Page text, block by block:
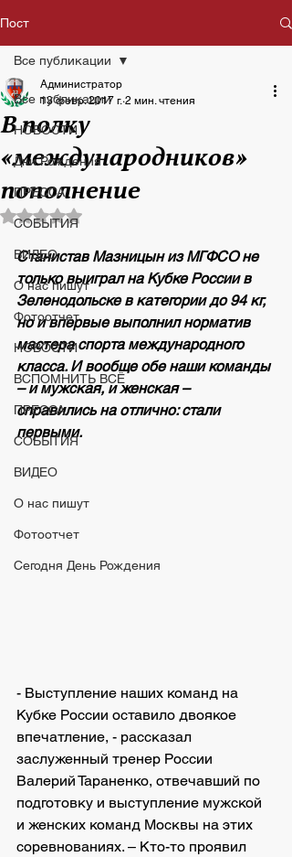
Пост
Все публикации
НОВОСТИ
Дни Рождения
ПРЕССА
СОБЫТИЯ
ВИДЕО
О нас пишут
Фотоотчет
НОВОСТИ
ВСПОМНИТЬ ВСЁ
ПРЕССА
СОБЫТИЯ
ВИДЕО
О нас пишут
Фотоотчет
Сегодня День Рождения
Все публикации
В полку
«международников»
пополнение
Администратор
13 февр. 2017 г. 2 мин. чтения
Оценка: не число из 5 звезд.
Станистав Мазницын из МГФСО не
только выиграл на Кубке России в
Зеленодольске в категории до 94 кг,
но и впервые выполнил норматив
мастера спорта международного
класса. И вообще обе наши команды
– и мужская, и женская –
справились на отлично: стали
первыми.
- Выступление наших команд на
Кубке России оставило двоякое
впечатление, - рассказал
заслуженный тренер России
Валерий Тараненко, отвечавший по
подготовку и выступление мужской
и женских команд Москвы на этих
соревнованиях. – Кто-то проявил